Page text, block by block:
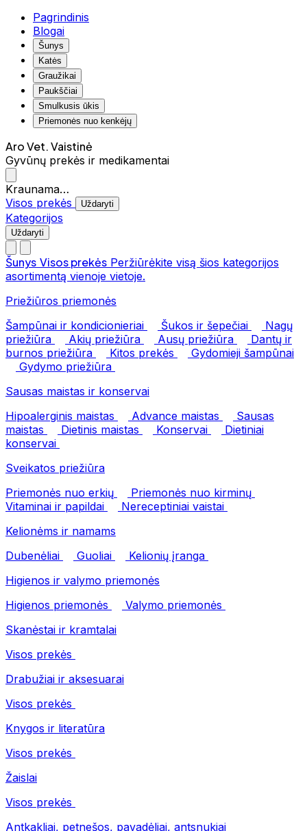
Pagrindinis
Blogai
Šunys
Katės
Graužikai
Paukščiai
Smulkusis ūkis
Priemonės nuo kenkėjų
Aro Vet. Vaistinė
Gyvūnų prekės ir medikamentai
Kraunama…
Visos prekės
Uždaryti
Kategorijos
Uždaryti
Šunys Visos prekės Peržiūrėkite visą šios kategorijos
asortimentą vienoje vietoje.
Priežiūros priemonės
Šampūnai ir kondicionieriai
Šukos ir šepečiai
Nagų
priežiūra
Akių priežiūra Ausų priežiūra
Dantų ir
burnos priežiūra
Kitos prekės
Gydomieji šampūnai
Gydymo priežiūra
Sausas maistas ir konservai
Hipoalerginis maistas
Advance maistas
Sausas
maistas
Dietinis maistas Konservai
Dietiniai
konservai
Sveikatos priežiūra
Priemonės nuo erkių
Priemonės nuo kirminų
Vitaminai ir papildai
Nereceptiniai vaistai
Kelionėms ir namams
Dubenėliai
Guoliai
Kelionių įranga
Higienos ir valymo priemonės
Higienos priemonės
Valymo priemonės
Skanėstai ir kramtalai
Visos prekės
Drabužiai ir aksesuarai
Visos prekės
Knygos ir literatūra
Visos prekės
Žaislai
Visos prekės
Antkakliai, petnešos, pavadėliai, antsnukiai